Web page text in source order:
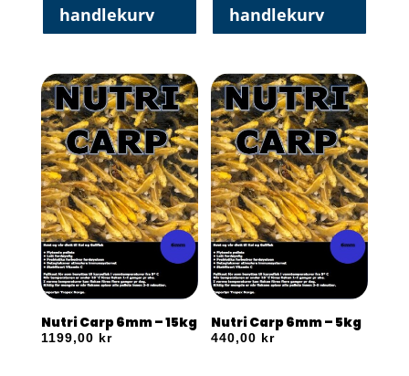
handlekurv
handlekurv
Nutri Carp 6mm – 15kg
1199,00 kr
Nutri Carp 6mm – 5kg
440,00 kr